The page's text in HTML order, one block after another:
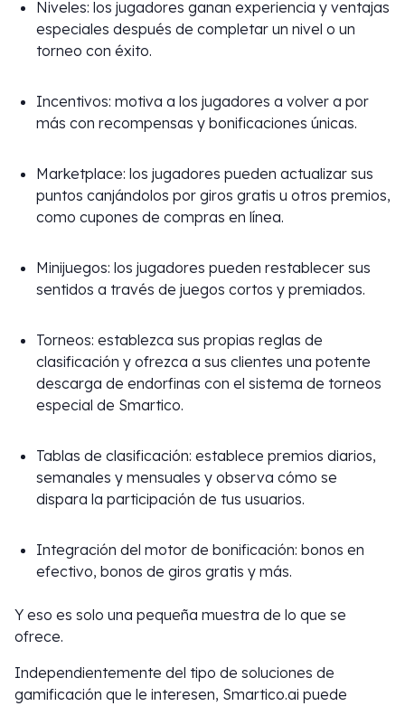
Niveles: los jugadores ganan experiencia y ventajas
especiales después de completar un nivel o un
torneo con éxito.
Incentivos: motiva a los jugadores a volver a por
más con recompensas y bonificaciones únicas.
Marketplace: los jugadores pueden actualizar sus
puntos canjándolos por giros gratis u otros premios,
como cupones de compras en línea.
Minijuegos: los jugadores pueden restablecer sus
sentidos a través de juegos cortos y premiados.
Torneos: establezca sus propias reglas de
clasificación y ofrezca a sus clientes una potente
descarga de endorfinas con el sistema de torneos
especial de Smartico.
Tablas de clasificación: establece premios diarios,
semanales y mensuales y observa cómo se
dispara la participación de tus usuarios.
Integración del motor de bonificación: bonos en
efectivo, bonos de giros gratis y más.
Y eso es solo una pequeña muestra de lo que se
ofrece.
Independientemente del tipo de soluciones de
gamificación que le interesen, Smartico.ai puede